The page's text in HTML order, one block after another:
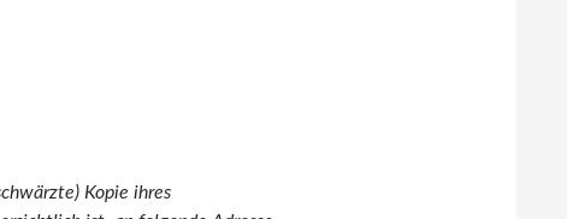
Kopie ihres